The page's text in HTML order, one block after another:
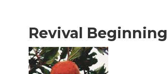
Revival Beginning